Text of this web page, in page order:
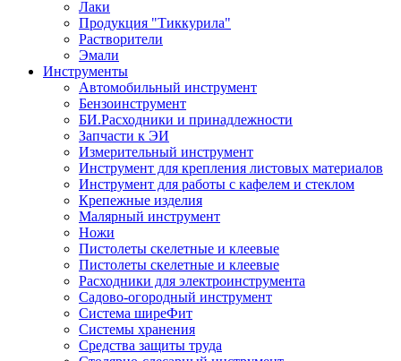
Лаки
Продукция "Тиккурила"
Растворители
Эмали
Инструменты
Автомобильный инструмент
Бензоинструмент
БИ.Расходники и принадлежности
Запчасти к ЭИ
Измерительный инструмент
Инструмент для крепления листовых материалов
Инструмент для работы с кафелем и стеклом
Крепежные изделия
Малярный инструмент
Ножи
Пистолеты скелетные и клеевые
Пистолеты скелетные и клеевые
Расходники для электроинструмента
Садово-огородный инструмент
Система ширеФит
Системы хранения
Средства защиты труда